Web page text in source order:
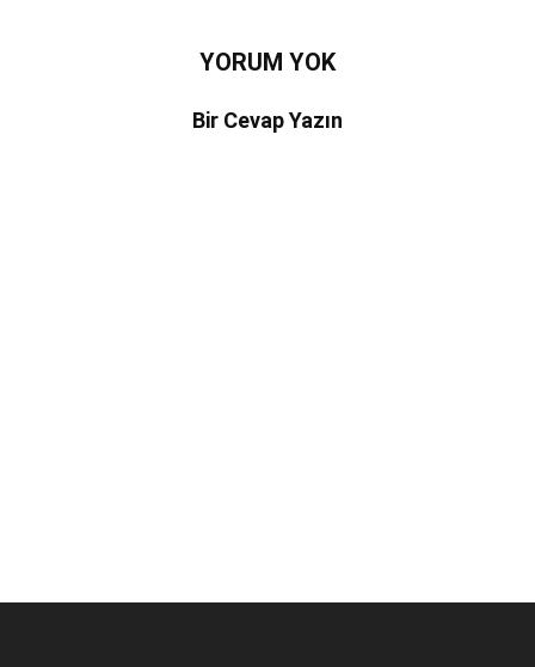
YORUM YOK
Bir Cevap Yazın